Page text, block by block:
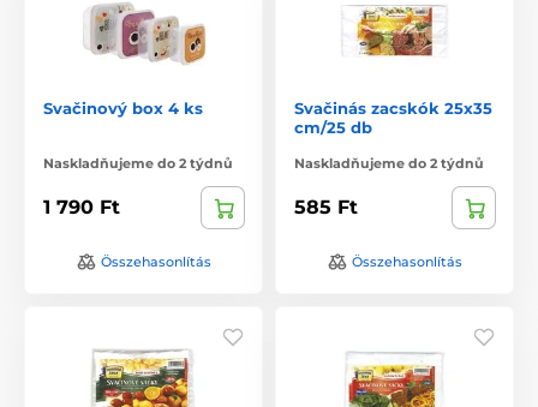
Svačinový box 4 ks
Naskladňujeme do 2 týdnů
1 790 Ft
Összehasonlítás
Svačinás zacskók 25x35
cm/25 db
Naskladňujeme do 2 týdnů
585 Ft
Összehasonlítás